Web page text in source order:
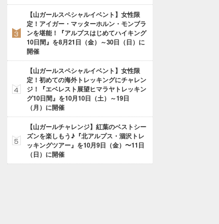
【山ガールスペシャルイベント】女性限
定！アイガー・マッターホルン・モンブラ
ンを堪能！『アルプスはじめてハイキング
10日間』を8月21日（金）～30日（日）に
開催
【山ガールスペシャルイベント】女性限
定！初めての海外トレッキングにチャレン
ジ！『エベレスト展望ヒマラヤトレッキン
グ10日間』を10月10日（土）～19日
（月）に開催
【山ガールチャレンジ】紅葉のベストシー
ズンを楽しもう♪『北アルプス・涸沢トレ
ッキングツアー』を10月9日（金）〜11日
（日）に開催